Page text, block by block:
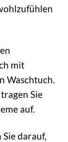
mit
Waschtuch.
Sie
auf.
darauf,